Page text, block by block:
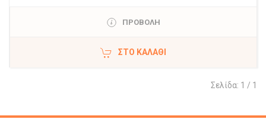
ΠΡΟΒΟΛΗ
ΣΤΟ ΚΑΛΆΘΙ
Σελίδα: 1 / 1